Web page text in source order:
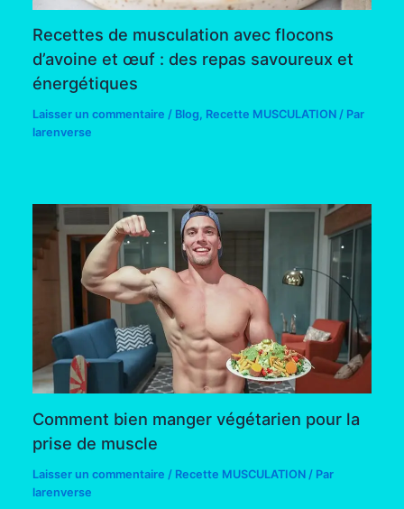
Recettes de musculation avec flocons
d’avoine et œuf : des repas savoureux et
énergétiques
Laisser un commentaire / Blog, Recette MUSCULATION / Par
larenverse
Comment bien manger végétarien pour la
prise de muscle
Laisser un commentaire / Recette MUSCULATION / Par
larenverse